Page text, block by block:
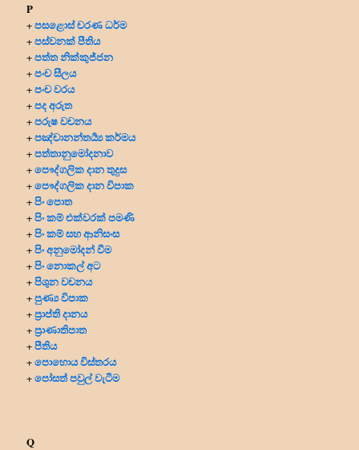
P
+පසළොස් චරණ ධර්ම
+පස්වනක් පීතිය
+පත්ත නික්කුජ්ජන
+පංච සීලය
+පංච වරය
+පද අරුත
+පරුෂ වචනය
+පඤ්චානන්තර්‍ය්‍ය කර්මය
+පත්තානුමෝදනාව
+පෞද්ගලික දානතුදුස
+පෞද්ගලික දාන විපාක
+පිං පොත
+පිං කම් එක්වරක් පමණි
+පිං කම් සහ ආනිසංස
+පිං අනුමෝදන් වීම
+පිං නොකල් අට
+පිශුන වචනය
+පුණ්‍ය විපාක
+ප්‍රාප්ති දානය
+ප්‍රාණාතිපාත
+පීතිය
+පොහොය විස්තරය
+පෝසත් පවුල් වැටීම
Q